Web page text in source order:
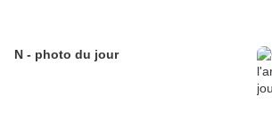
N - photo du jour